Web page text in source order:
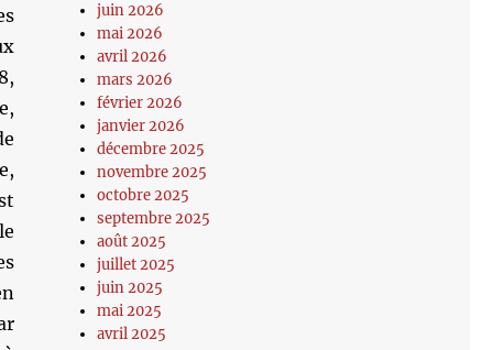
juin 2026
mai 2026
avril 2026
mars 2026
février 2026
janvier 2026
décembre 2025
novembre 2025
octobre 2025
septembre 2025
août 2025
juillet 2025
juin 2025
mai 2025
avril 2025